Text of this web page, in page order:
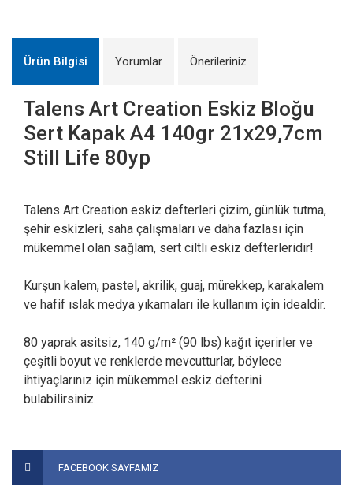
Ürün Bilgisi Yorumlar Önerileriniz
Talens Art Creation Eskiz Bloğu
Sert Kapak A4 140gr 21x29,7cm
Still Life 80yp
Talens Art Creation eskiz defterleri çizim, günlük tutma,
şehir eskizleri, saha çalışmaları ve daha fazlası için
mükemmel olan sağlam, sert ciltli eskiz defterleridir!
Kurşun kalem, pastel, akrilik, guaj, mürekkep, karakalem
ve hafif ıslak medya yıkamaları ile kullanım için idealdir.
80 yaprak asitsiz, 140 g/m² (90 lbs) kağıt içerirler ve
çeşitli boyut ve renklerde mevcutturlar, böylece
ihtiyaçlarınız için mükemmel eskiz defterini
bulabilirsiniz.
Bu ürüne ilk yorumu siz yapın!
kullanarak tarafımıza iletebilirsiniz.
Görüş ve önerileriniz için teşekkür ederiz.
FACEBOOK SAYFAMIZ